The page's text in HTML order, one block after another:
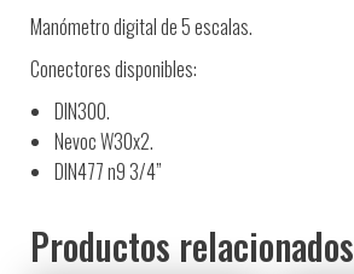
Manómetro digital de 5 escalas.
Conectores disponibles:
DIN300.
Nevoc W30x2.
DIN477 n9 3/4”
Productos relacionados